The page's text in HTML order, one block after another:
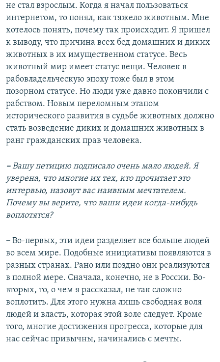
не стал взрослым. Когда я начал пользоваться
интернетом, то понял, как тяжело животным. Мне
хотелось понять, почему так происходит. Я пришел
к выводу, что причина всех бед домашних и диких
животных в их имущественном статусе. Весь
животный мир имеет статус вещи. Человек в
рабовладельческую эпоху тоже был в этом
позорном статусе. Но люди уже давно покончили с
рабством. Новым переломным этапом
исторического развития в судьбе животных должно
стать возведение диких и домашних животных в
ранг гражданских прав человека.
–Вашу петицию подписало очень мало людей. Я
уверена, что многие их тех, кто прочитает это
интервью, назовут вас наивным мечтателем.
Почему вы верите, что ваши идеи когда-нибудь
воплотятся?
– Во-первых, эти идеи разделяет все больше людей
во всем мире. Подобные инициативы появляются в
разных странах. Рано или поздно они реализуются
в полной мере. Сначала, конечно, не в России. Во-
вторых, то, о чем я рассказал, не так сложно
воплотить. Для этого нужна лишь свободная воля
людей и власть, которая этой воле следует. Кроме
того, многие достижения прогресса, которые для
нас сейчас привычны, начинались с мечты.